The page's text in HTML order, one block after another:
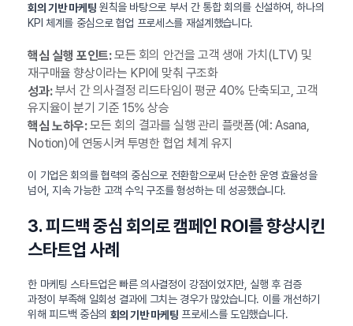
회의 기반 마케팅 원칙을 바탕으로 부서 간 통합 회의를 신설하여, 하나의
KPI 체계를 중심으로 협업 프로세스를 재설계했습니다.
핵심 실행 포인트:모든 회의 안건을 고객 생애 가치(LTV) 및
재구매율 향상이라는 KPI에 맞춰 구조화
성과:부서 간 의사결정 리드타임이 평균 40% 단축되고, 고객
유지율이 분기 기준 15% 상승
핵심 노하우:모든 회의 결과를 실행 관리 플랫폼(예: Asana,
Notion)에 연동시켜 투명한 협업 체계 유지
이 기업은 회의를 협력의 중심으로 전환함으로써 단순한 운영 효율성을
넘어, 지속 가능한 고객 수익 구조를 형성하는 데 성공했습니다.
3. 피드백 중심 회의로 캠페인 ROI를 향상시킨
스타트업 사례
한 마케팅 스타트업은 빠른 의사결정이 강점이었지만, 실행 후 검증
과정이 부족해 일회성 결과에 그치는 경우가 많았습니다. 이를 개선하기
위해 피드백 중심의 회의 기반 마케팅 프로세스를 도입했습니다.